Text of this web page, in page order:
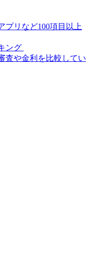
プリなど100項目以上
ング
査や金利を比較してい